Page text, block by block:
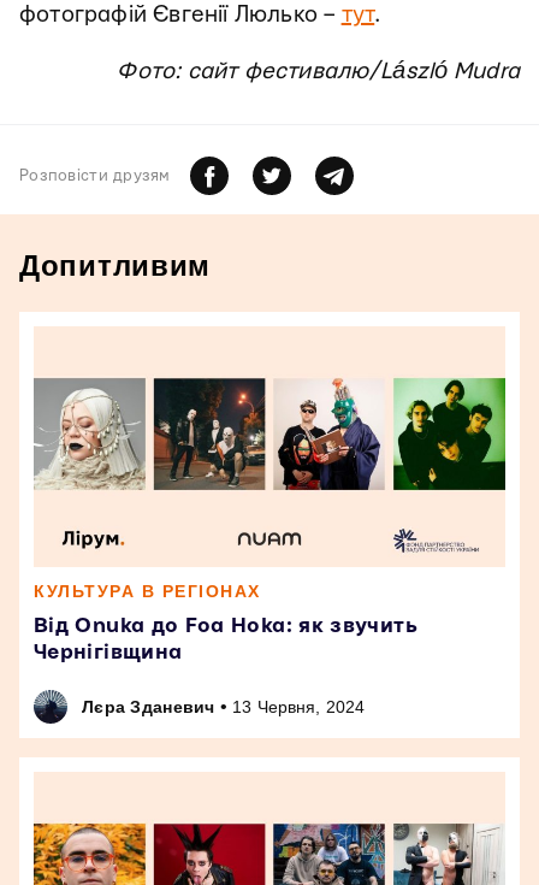
фотографій Євгенії Люлько – тут.
Фото: сайт фестивалю/László Mudra
Розповiсти друзям
Допитливим
КУЛЬТУРА В РЕГІОНАХ
Від Onuka до Foa Hoka: як звучить
Чернігівщина
Лєра Зданевич • 13 Червня, 2024